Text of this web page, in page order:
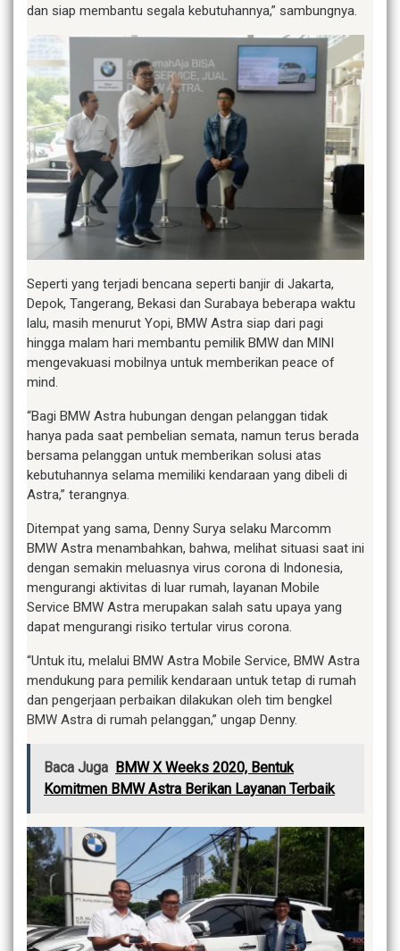
dan siap membantu segala kebutuhannya,” sambungnya.
Seperti yang terjadi bencana seperti banjir di Jakarta,
Depok, Tangerang, Bekasi dan Surabaya beberapa waktu
lalu, masih menurut Yopi, BMW Astra siap dari pagi
hingga malam hari membantu pemilik BMW dan MINI
mengevakuasi mobilnya untuk memberikan peace of
mind.
“Bagi BMW Astra hubungan dengan pelanggan tidak
hanya pada saat pembelian semata, namun terus berada
bersama pelanggan untuk memberikan solusi atas
kebutuhannya selama memiliki kendaraan yang dibeli di
Astra,” terangnya.
Ditempat yang sama, Denny Surya selaku Marcomm
BMW Astra menambahkan, bahwa, melihat situasi saat ini
dengan semakin meluasnya virus corona di Indonesia,
mengurangi aktivitas di luar rumah, layanan Mobile
Service BMW Astra merupakan salah satu upaya yang
dapat mengurangi risiko tertular virus corona.
“Untuk itu, melalui BMW Astra Mobile Service, BMW Astra
mendukung para pemilik kendaraan untuk tetap di rumah
dan pengerjaan perbaikan dilakukan oleh tim bengkel
BMW Astra di rumah pelanggan,” ungap Denny.
Baca Juga BMW X Weeks 2020, Bentuk
Komitmen BMW Astra Berikan Layanan Terbaik